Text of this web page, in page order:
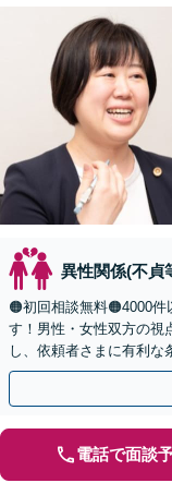
異性関係(不貞
🟠初回相談無料🟠4000
す！男性・女性双方の視
し、依頼者さまに有利な
面談可】【完全個室・秘
電話で面談